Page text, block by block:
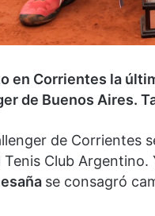
en Corrientes la
de Buenos Aires.
de Corrientes
Club
se consagró